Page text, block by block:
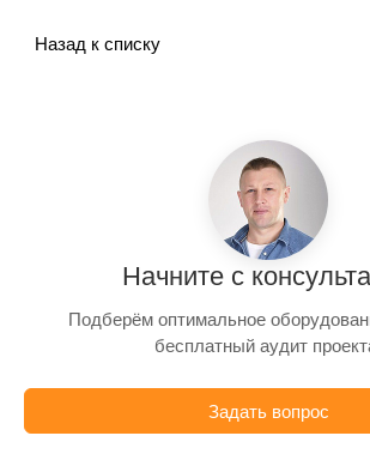
Назад к списку
Начните с
Подберём оптимальное
бесплатный аудит
Задать вопрос